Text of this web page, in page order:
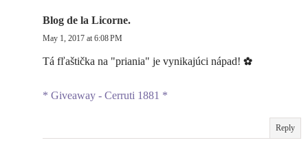
Blog de la Licorne.
May 1, 2017 at 6:08 PM
Tá fľaštička na "priania" je vynikajúci nápad! ✿
* Giveaway - Cerruti 1881 *
Reply